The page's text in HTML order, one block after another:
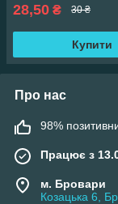
28,50 ₴ 30 ₴
Купити
Про нас
98%
Працює з
м. Бровари
Козацька 6,